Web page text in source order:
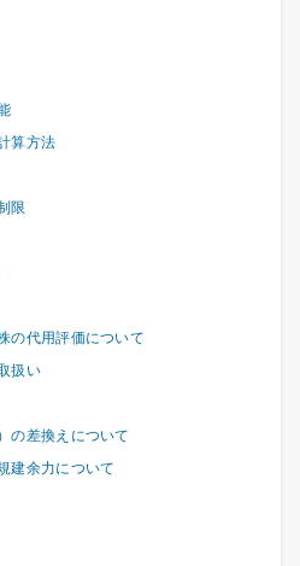
算方法
限
の代用評価について
扱い
の差換えについて
建余力について